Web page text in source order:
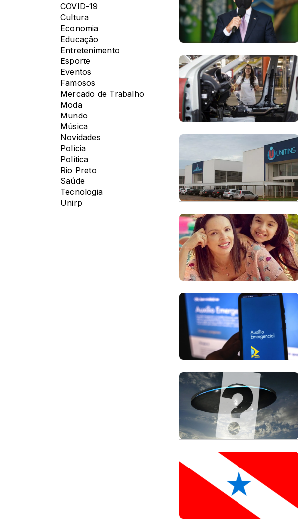
COVID-19
Cultura
Economia
Educação
Entretenimento
Esporte
Eventos
Famosos
Mercado de Trabalho
Moda
Mundo
Música
Novidades
Polícia
Política
Rio Preto
Saúde
Tecnologia
Unirp